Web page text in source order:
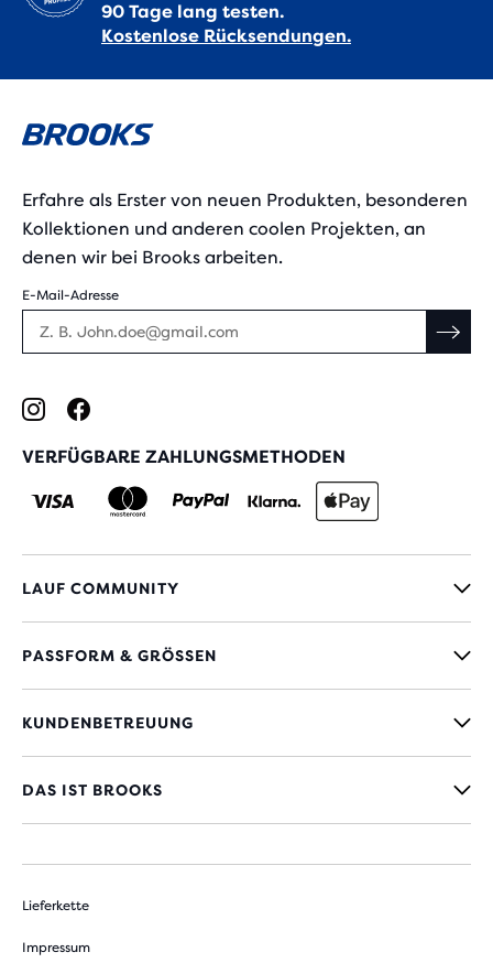
90 Tage lang testen.
Kostenlose Rücksendungen.
Erfahre als Erster von neuen Produkten, besonderen
Kollektionen und anderen coolen Projekten, an
denen wir bei Brooks arbeiten.
E-Mail-Adresse
VERFÜGBARE ZAHLUNGSMETHODEN
LAUF COMMUNITY
PASSFORM & GRÖSSEN
KUNDENBETREUUNG
DAS IST BROOKS
Lieferkette
Impressum